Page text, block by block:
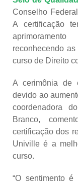
Conselho
A certificação
reconhecendo
curso de Direito
A cerimônia de
devido ao
coordenadora
Branco,
certificação dos
Univille é a
curso.
“O sentimento